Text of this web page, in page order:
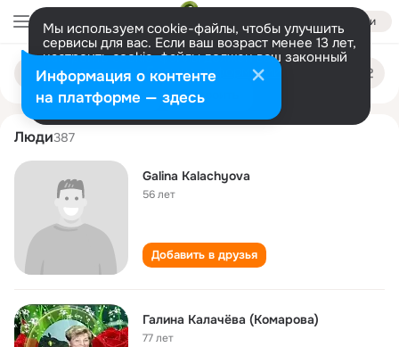
Войти
Мы используем cookie-файлы, чтобы улучшить
сервисы для вас. Если ваш возраст менее 13 лет,
настроить cookie-файлы должен ваш законный
представитель. Больше информации
Разрешить все Настроить
Поиск
людям
galina kalacheva
Люди387
Galina Kalachyova
56 лет
Добавить в друзья
Галина Калачёва (Комарова)
77 лет
Информация о контенте
на платформе — здесь